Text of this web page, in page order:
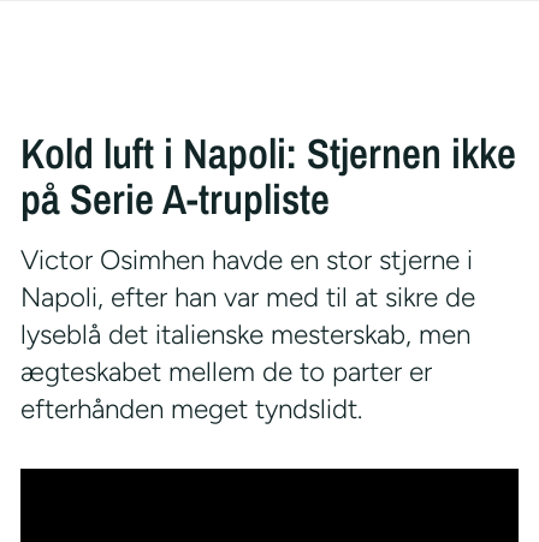
Kold luft i Napoli: Stjernen ikke
på Serie A-trupliste
Victor Osimhen havde en stor stjerne i
Napoli, efter han var med til at sikre de
lyseblå det italienske mesterskab, men
ægteskabet mellem de to parter er
efterhånden meget tyndslidt.